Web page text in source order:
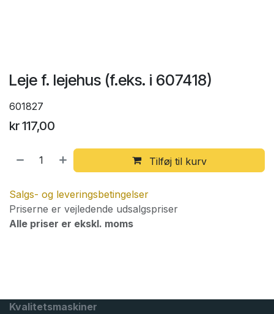
Leje f. lejehus (f.eks. i 607418)
601827
kr117,00
Tilføj til kurv
Salgs- og leveringsbetingelser
Priserne er vejledende udsalgspriser
Alle priser er ekskl. moms
Kvalitetsmaskiner